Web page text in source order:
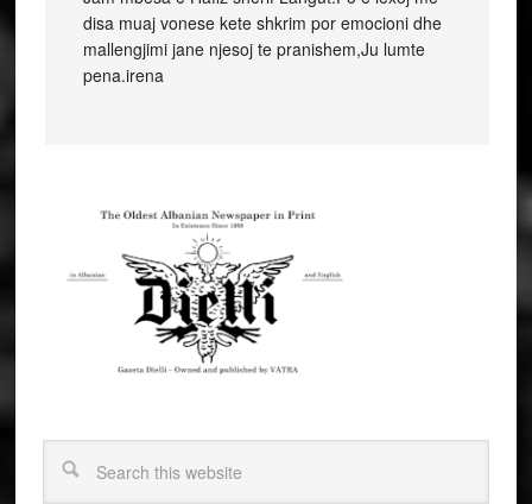
disa muaj vonese kete shkrim por emocioni dhe
mallengjimi jane njesoj te pranishem,Ju lumte
pena.irena